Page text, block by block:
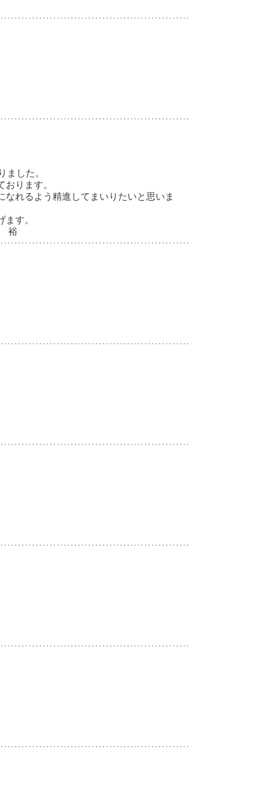
ました。
ります。
れるよう精進してまいりたいと思いま
す。
裕